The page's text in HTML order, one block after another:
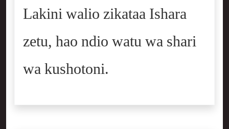
Lakini walio zikataa Ishara
zetu, hao ndio watu wa shari
wa kushotoni.